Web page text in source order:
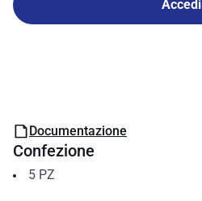
Accedi
Documentazione
Confezione
5 PZ